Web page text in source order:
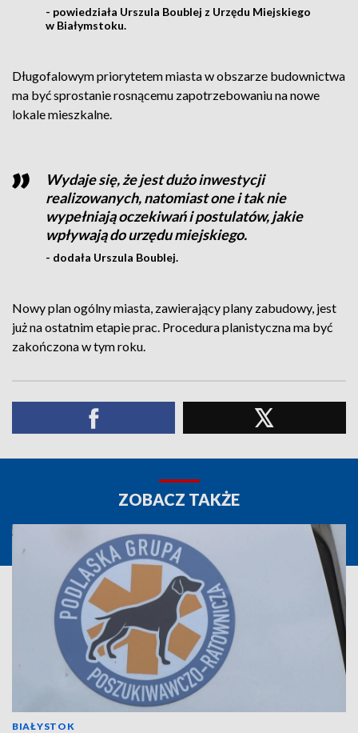
- powiedziała Urszula Boublej z Urzędu Miejskiego
w Białymstoku.
Długofalowym priorytetem miasta w obszarze budownictwa
ma być sprostanie rosnącemu zapotrzebowaniu na nowe
lokale mieszkalne.
Wydaje się, że jest dużo inwestycji
realizowanych, natomiast one i tak nie
wypełniają oczekiwań i postulatów, jakie
wpływają do urzędu miejskiego.
- dodała Urszula Boublej.
Nowy plan ogólny miasta, zawierający plany zabudowy, jest
już na ostatnim etapie prac. Procedura planistyczna ma być
zakończona w tym roku.
ZOBACZ TAKŻE
BIAŁYSTOK